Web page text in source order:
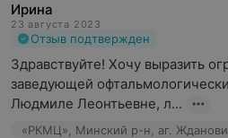
Ирина
23 августа 2023
Отзыв подтвержден
Здравствуйте! Хочу выразить
заведующей
Людмиле Леонтьевне, л...
«РКМЦ», Минский р-н, аг.